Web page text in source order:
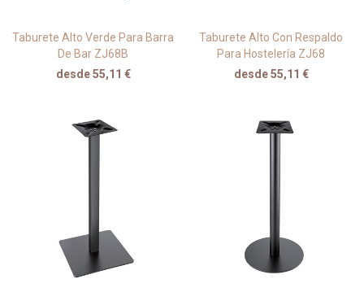
Taburete Alto Verde Para Barra
De Bar ZJ68B
desde 55,11 €
Taburete Alto Con Respaldo
Para Hostelería ZJ68
desde 55,11 €